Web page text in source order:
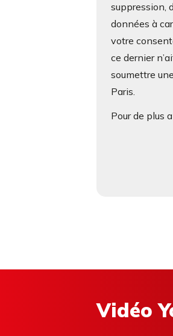
suppression,
données à
votre
ce dernier
soumettre
Paris.
Pour de plus
Vidéo